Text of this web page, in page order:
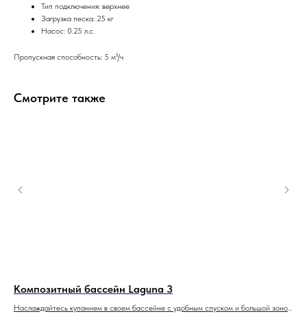
Тип подключения: верхнее
Загрузка песка: 25 кг
Насос: 0.25 л.с.
Пропускная способность: 5 м³/ч
Смотрите также
Композитный бассейн Laguna 3
Наслаждайтесь купанием в своем бассейне с удобным спуском и большой зоной